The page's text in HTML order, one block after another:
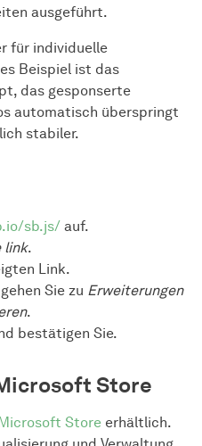
ausgeführt.
für individuelle
Beispiel ist das
das gesponserte
automatisch überspringt
stabiler.
sb.js/ auf.
link.
Link.
Sie zu Erweiterungen
.
bestätigen Sie.
Store
Store erhältlich.